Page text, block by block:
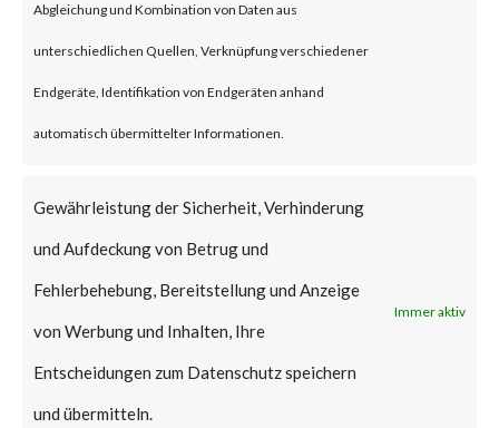
Abgleichung und Kombination von Daten aus
unterschiedlichen Quellen, Verknüpfung verschiedener
Endgeräte, Identifikation von Endgeräten anhand
automatisch übermittelter Informationen.
Gewährleistung der Sicherheit, Verhinderung
und Aufdeckung von Betrug und
Fehlerbehebung, Bereitstellung und Anzeige
von Werbung und Inhalten, Ihre
Entscheidungen zum Datenschutz speichern
und übermitteln.
Immer aktiv
malware families have
reportedly been deployed.
FortiGuard Labs strongly
recommends all users of
What is the Vendor Solution?
The vendor has released